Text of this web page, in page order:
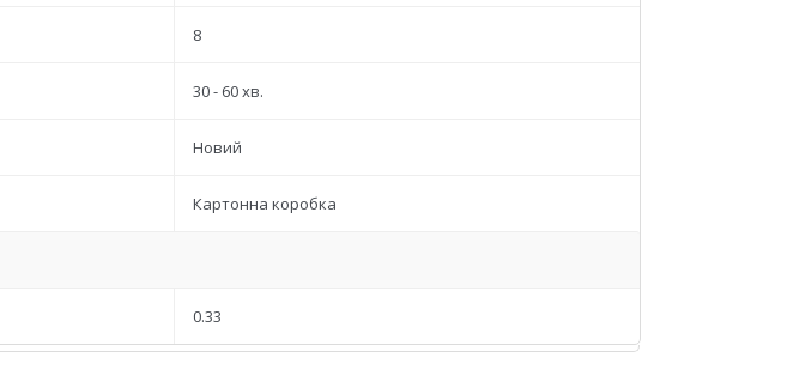
8
30 - 60 хв.
Новий
Картонна коробка
0.33